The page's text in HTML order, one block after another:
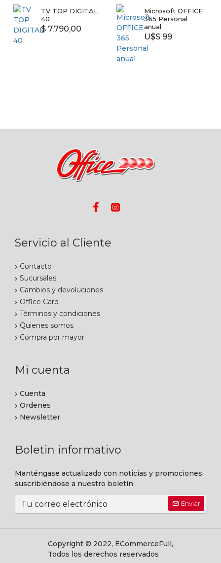
TV TOP DIGITAL
40
$ 7.790,00
Microsoft OFFICE
365 Personal
anual
U$S 99
Servicio al Cliente
Contacto
Sucursales
Cambios y devoluciones
Office Card
Términos y condiciones
Quienes somos
Compra por mayor
Mi cuenta
Cuenta
Ordenes
Newsletter
Boletin informativo
Manténgase actualizado con noticias y promociones
suscribiéndose a nuestro boletín
Enviar
Copyright © 2022, ECommerceFull,
Todos los derechos reservados